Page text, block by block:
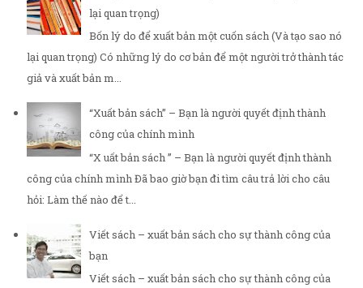
lại quan trọng)
Bốn lý do để xuất bản một cuốn sách (Và tạo sao nó
lại quan trọng) Có những lý do cơ bản để một người trở thành tác
giả và xuất bản m...
“Xuất bản sách” – Bạn là người quyết định thành
công của chính mình
“X uất bản sách ” – Bạn là người quyết định thành
công của chính mình Đã bao giờ bạn đi tìm câu trả lời cho câu
hỏi: Làm thế nào để t...
Viết sách – xuất bản sách cho sự thành công của
bạn
Viết sách – xuất bản sách cho sự thành công của